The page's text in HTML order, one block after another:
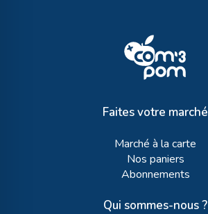
Faites votre marché
Marché à la carte
Nos paniers
Abonnements
Qui sommes-nous ?